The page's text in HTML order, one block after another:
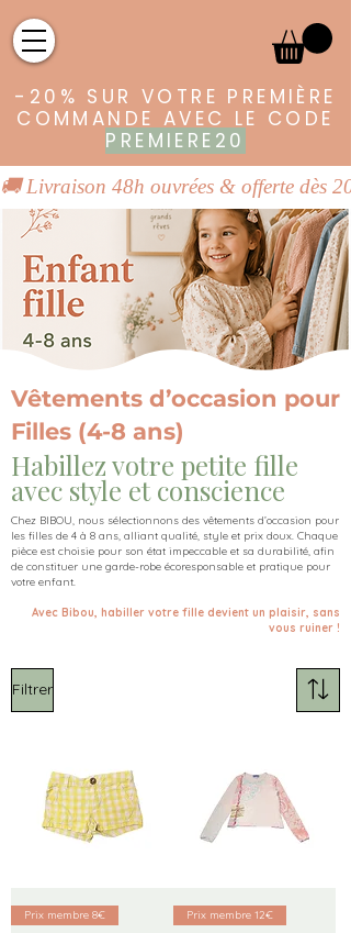
-20% SUR VOTRE PREMIÈRE
COMMANDE AVEC LE CODE
PREMIERE20
🚚 Livraison 48h ouvrées & offerte dès
Vêtements d’occasion pour
Filles (4-8 ans)
Habillez votre petite fille
avec style et conscience
Chez BIBOU, nous sélectionnons des vêtements d’occasion pour
les filles de 4 à 8 ans, alliant qualité, style et prix doux. Chaque
pièce est choisie pour son état impeccable et sa durabilité, afin
de constituer une garde-robe écoresponsable et pratique pour
votre enfant.
Avec Bibou, habiller votre fille devient un plaisir, sans
vous ruiner !
Filtrer
Prix membre 8€ Prix membre 12€